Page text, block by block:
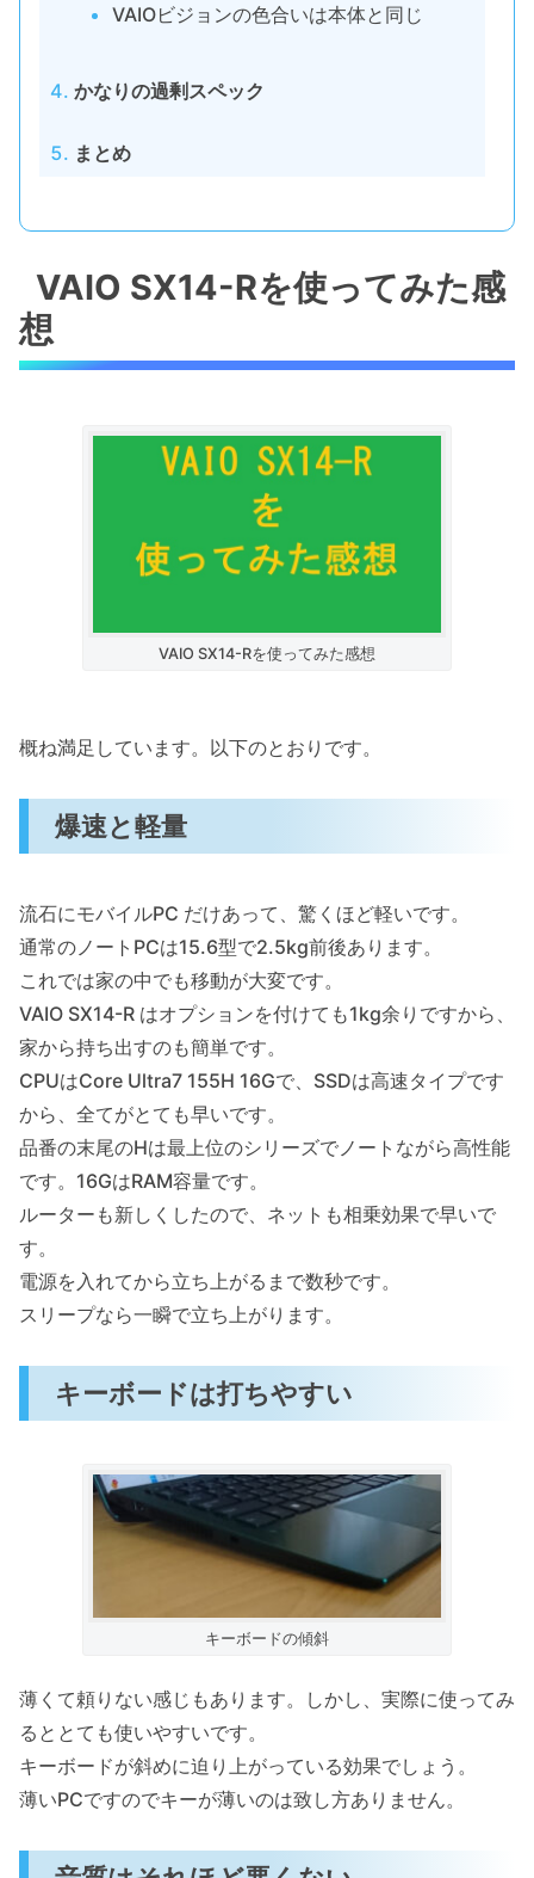
VAIOビジョンの色合いは本体と同じ
かなりの過剰スペック
まとめ
VAIO SX14-Rを使ってみた感
想
VAIO SX14-Rを使ってみた感想
概ね満足しています。以下のとおりです。
爆速と軽量
流石にモバイルPC だけあって、驚くほど軽いです。
通常のノートPCは15.6型で2.5kg前後あります。
これでは家の中でも移動が大変です。
VAIO SX14-R はオプションを付けても1kg余りですから、
家から持ち出すのも簡単です。
CPUはCore Ultra7 155H 16Gで、SSDは高速タイプです
から、全てがとても早いです。
品番の末尾のHは最上位のシリーズでノートながら高性能
です。16GはRAM容量です。
ルーターも新しくしたので、ネットも相乗効果で早いで
す。
電源を入れてから立ち上がるまで数秒です。
スリープなら一瞬で立ち上がります。
キーボードは打ちやすい
キーボードの傾斜
薄くて頼りない感じもあります。しかし、実際に使ってみ
るととても使いやすいです。
キーボードが斜めに迫り上がっている効果でしょう。
薄いPCですのでキーが薄いのは致し方ありません。